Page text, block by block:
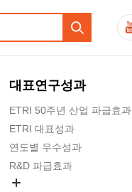
대표연구성과
ETRI 50주년 산업 파급효과
ETRI 대표성과
연도별 우수성과
R&D 파급효과